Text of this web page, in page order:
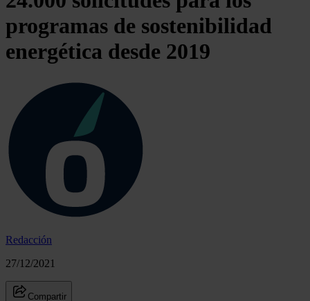
programas de sostenibilidad
energética desde 2019
Redacción
27/12/2021
Compartir